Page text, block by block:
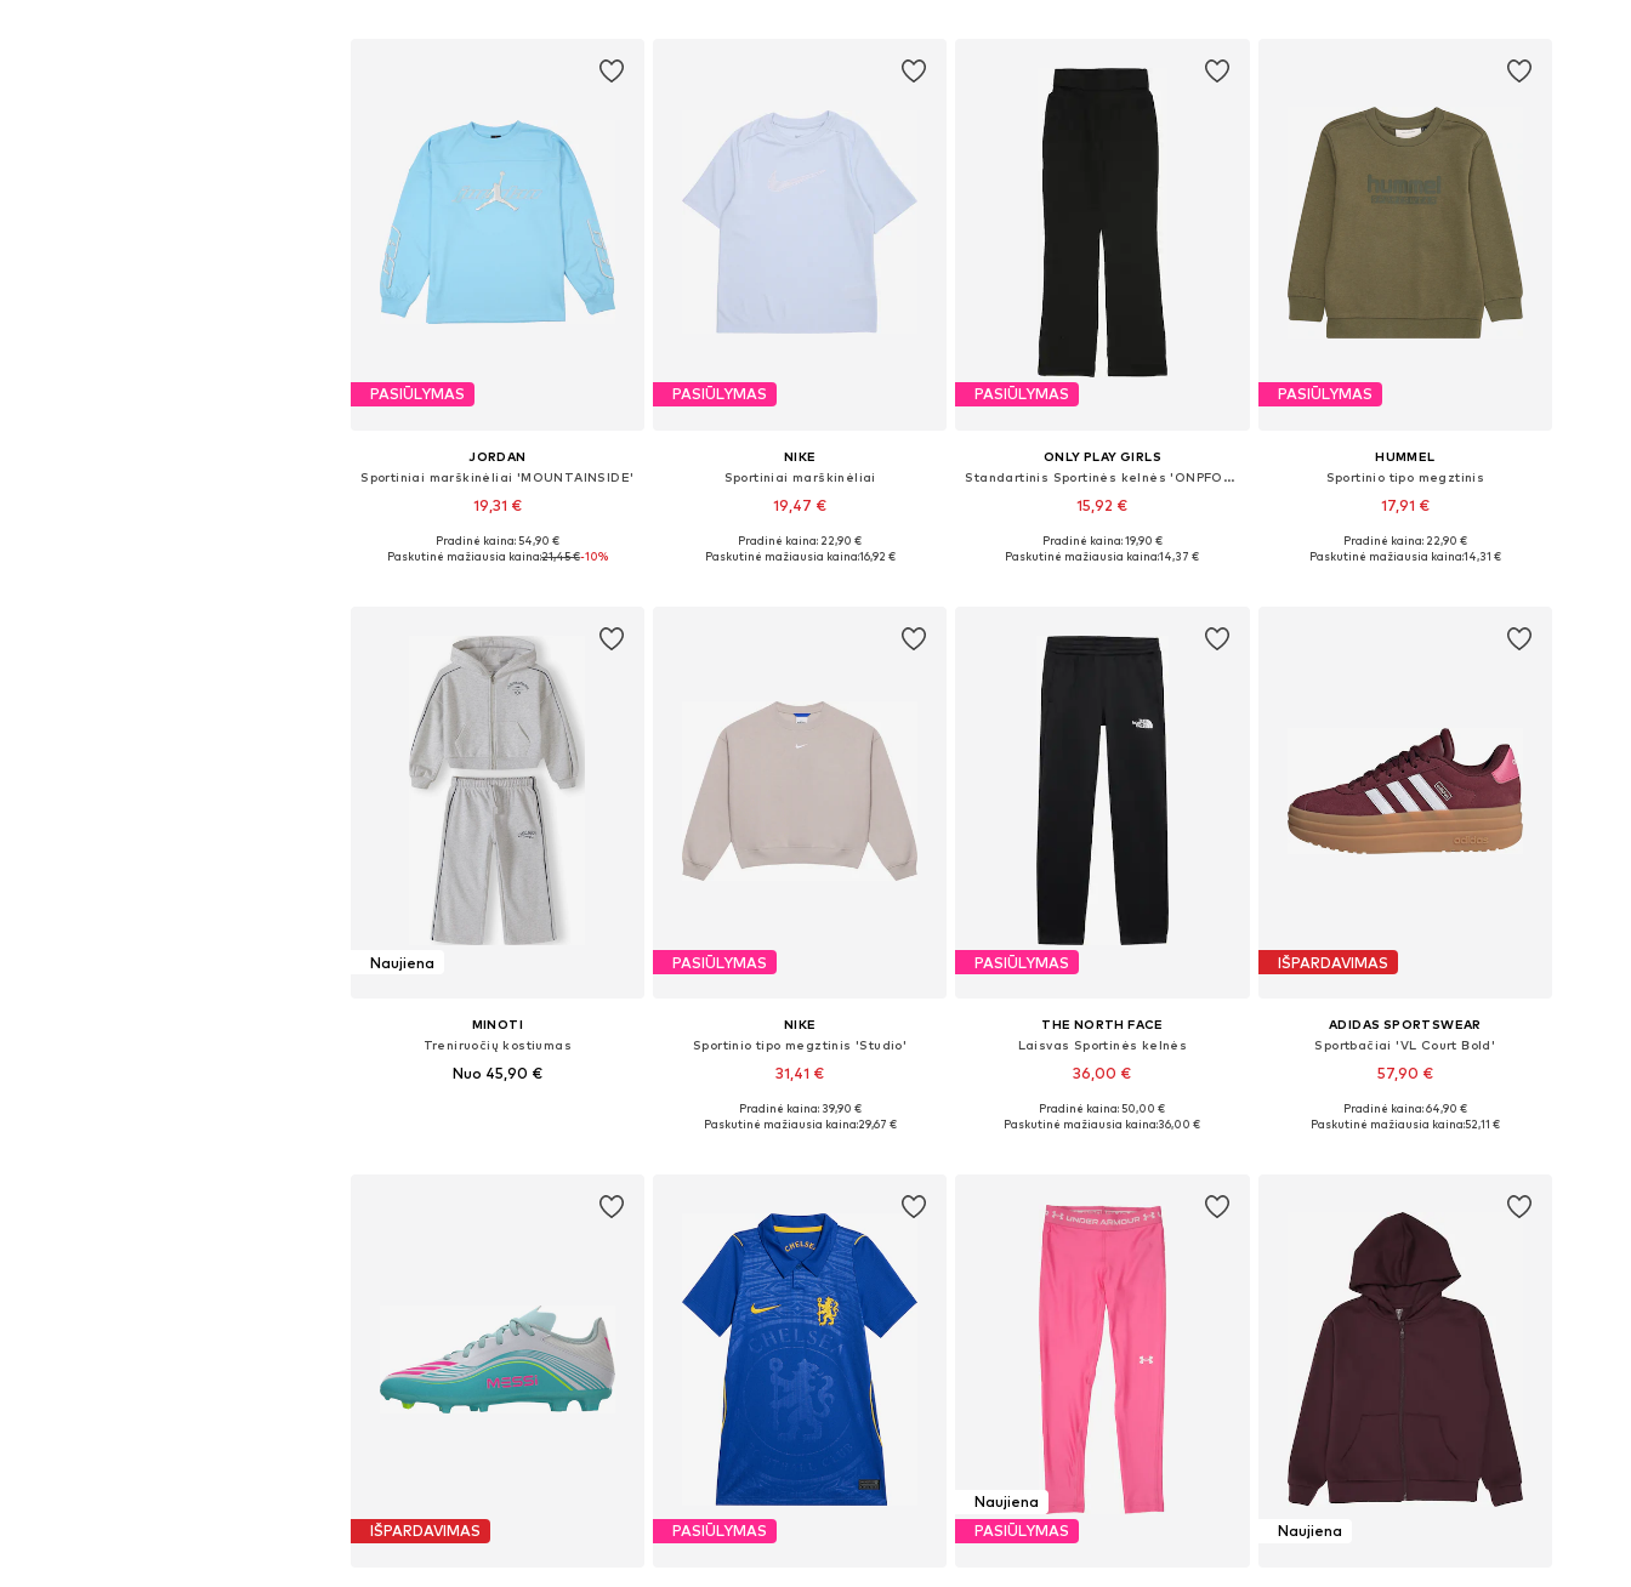
PASIŪLYMAS
JORDAN
Sportiniai marškinėliai 'MOUNTAINSIDE'
19,31 €
Galimi dydžiai: 128-140, 140-152, 152-158
Pradinė kaina: 54,90 €
Paskutinė mažiausia kaina:21,45 €-10%
PASIŪLYMAS
NIKE
Sportiniai marškinėliai
19,47 €
Yra daugybė dydžių
Pradinė kaina: 22,90 €
Paskutinė mažiausia kaina:16,92 €
PASIŪLYMAS
ONLY PLAY GIRLS
Standartinis Sportinės kelnės 'ONPFOLD'
15,92 €
Pradinė kaina: 19,90 €
Paskutinė mažiausia kaina:14,37 €
PASIŪLYMAS
HUMMEL
Sportinio tipo megztinis
17,91 €
Yra daugybė dydžių
Pradinė kaina: 22,90 €
Paskutinė mažiausia kaina:14,31 €
Naujiena
MINOTI
Treniruočių kostiumas
Nuo 45,90 €
PASIŪLYMAS
NIKE
Sportinio tipo megztinis 'Studio'
31,41 €
Yra daugybė dydžių
Pradinė kaina: 39,90 €
Paskutinė mažiausia kaina:29,67 €
PASIŪLYMAS
THE NORTH FACE
Laisvas Sportinės kelnės
36,00 €
Pradinė kaina: 50,00 €
Paskutinė mažiausia kaina:36,00 €
IŠPARDAVIMAS
ADIDAS SPORTSWEAR
Sportbačiai 'VL Court Bold'
57,90 €
Galimi dydžiai: 35,5, 36, 36,5, 37, 38, 38,5
Pradinė kaina: 64,90 €
Paskutinė mažiausia kaina:52,11 €
IŠPARDAVIMAS PASIŪLYMAS
Naujiena
PASIŪLYMAS
Naujiena